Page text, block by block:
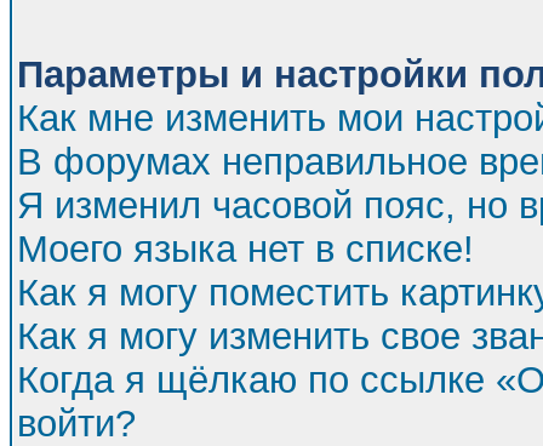
Параметры и настройки
Как мне изменить мои
В форумах неправильное
Я изменил часовой пояс, но
Моего языка нет в списке!
Как я могу поместить
Как я могу изменить свое
Когда я щёлкаю по ссылке
войти?